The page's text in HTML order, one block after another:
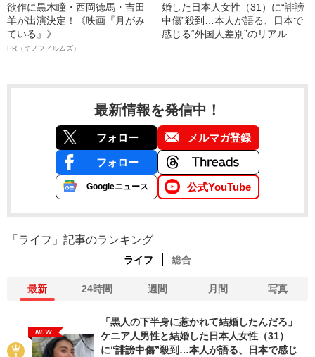
欲作に黒木瞳・西岡德馬・吉田
羊が出演決定！《映画『月がみ
ている』》
PR（キノフィルムズ）
婚した日本人女性（31）に“誹謗
中傷”殺到…本人が語る、日本で
感じる“外国人差別”のリアル
最新情報を発信中！
フォロー メルマガ登録
フォロー
Googleニュース 公式YouTube
「ライフ」記事のランキング
ライフ 総合
最新 24時間 週間 月間 写真
NEW
「黒人の下半身に惹かれて結婚したんだろ」
ケニア人男性と結婚した日本人女性（31）
に“誹謗中傷”殺到…本人が語る、日本で感じ